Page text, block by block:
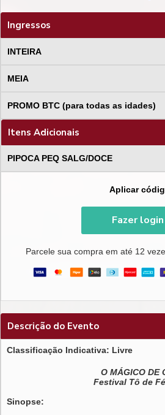
Ingressos
INTEIRA
MEIA
PROMO BTC (para todas as idades)
Itens Adicionais
PIPOCA PEQ SALG/DOCE
Aplicar
Fazer login
Parcele sua compra em até 12
Descrição do Evento
Classificação Indicativa: Livre
O MÁGICO DE
Festival Tô de
Sinopse: